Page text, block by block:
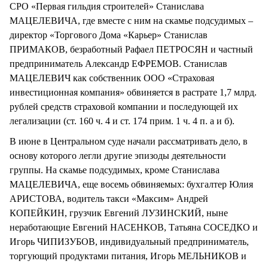
СРО «Первая гильдия строителей» Станислава
МАЦЕЛЕВИЧА, где вместе с ним на скамье подсудимых –
директор «Торгового Дома «Карьер» Станислав
ПРИМАКОВ, безработный Рафаел ПЕТРОСЯН и частный
предприниматель Александр ЕФРЕМОВ. Станислав
МАЦЕЛЕВИЧ как собственник ООО «Страховая
инвестиционная компания» обвиняется в растрате 1,7 млрд.
рублей средств страховой компании и последующей их
легализации (ст. 160 ч. 4 и ст. 174 прим. 1 ч. 4 п. а и б).
В июне в Центральном суде начали рассматривать дело, в
основу которого легли другие эпизоды деятельности
группы. На скамье подсудимых, кроме Станислава
МАЦЕЛЕВИЧА, еще восемь обвиняемых: бухгалтер Юлия
АРИСТОВА, водитель такси «Максим» Андрей
КОПЕЙКИН, грузчик Евгений ЛУЗИНСКИЙ, ныне
неработающие Евгений НАСЕНКОВ, Татьяна СОСЕДКО и
Игорь ЧИПИЗУБОВ, индивидуальный предприниматель,
торгующий продуктами питания, Игорь МЕЛЬНИКОВ и